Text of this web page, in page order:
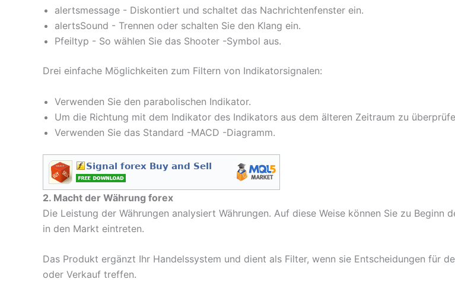
alertsmessage - Diskontiert und schaltet das Nachrichtenfenster ein.
alertsSound - Trennen oder schalten Sie den Klang ein.
Pfeiltyp - So wählen Sie das Shooter -Symbol aus.
Drei einfache Möglichkeiten zum Filtern von Indikatorsignalen:
Verwenden Sie den parabolischen Indikator.
Um die Richtung mit dem Indikator des Indikators aus dem älteren Zeitraum zu
Verwenden Sie das Standard -MACD -Diagramm.
2. Macht der Währung forex
Die Leistung der Währungen analysiert Währungen. Auf diese Weise können Sie zu Beginn
in den Markt eintreten.
Das Produkt ergänzt Ihr Handelssystem und dient als Filter, wenn sie Entscheidungen für
oder Verkauf treffen.